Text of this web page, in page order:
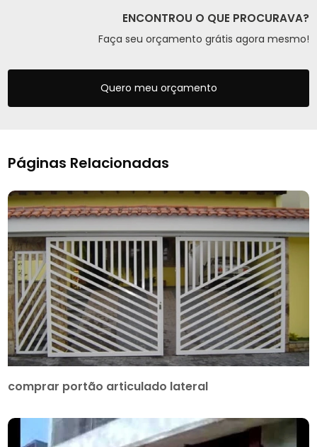
ENCONTROU O QUE PROCURAVA?
Faça seu orçamento grátis agora mesmo!
Quero meu orçamento
Páginas Relacionadas
comprar portão articulado lateral